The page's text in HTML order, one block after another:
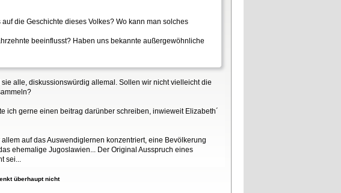
die Geschichte dieses Volkes? Wo kann man solches
beeinflusst? Haben uns bekannte außergewöhnliche
alle, diskussionswürdig allemal. Sollen wir nicht vielleicht die
ich gerne einen beitrag darünber schreiben, inwieweit Elizabeth´
auf das Auswendiglernen konzentriert, eine Bevölkerung
ehemalige Jugoslawien... Der Original Ausspruch eines
sei...
überhaupt nicht